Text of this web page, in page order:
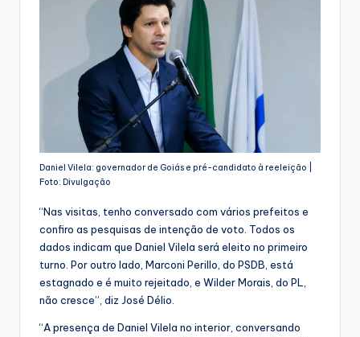
Daniel Vilela: governador de Goiás e pré-candidato à reeleição |
Foto: Divulgação
“Nas visitas, tenho conversado com vários prefeitos e
confiro as pesquisas de intenção de voto. Todos os
dados indicam que Daniel Vilela será eleito no primeiro
turno. Por outro lado, Marconi Perillo, do PSDB, está
estagnado e é muito rejeitado, e Wilder Morais, do PL,
não cresce”, diz José Délio.
“A presença de Daniel Vilela no interior, conversando